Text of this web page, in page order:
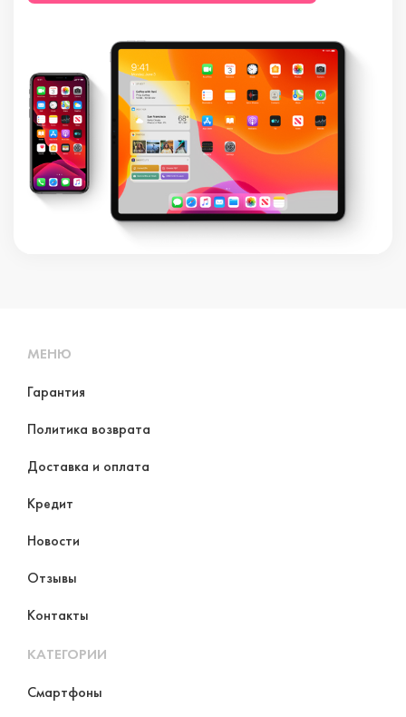
МЕНЮ
Гарантия
Политика возврата
Доставка и оплата
Кредит
Новости
Отзывы
Контакты
КАТЕГОРИИ
Смартфоны